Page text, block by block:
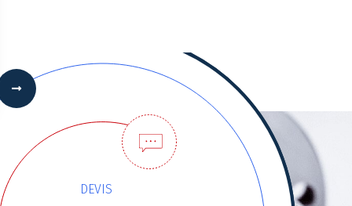
de confidentialité, en garantissant la conformité avec
DEVIS